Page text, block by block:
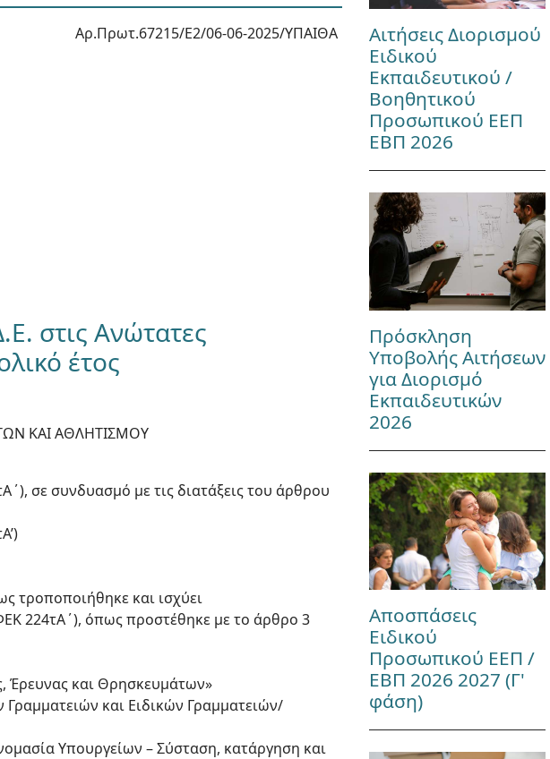
Αρ.Πρωτ.67215/Ε2/06-06-2025/ΥΠΑΙΘΑ
στις Ανώτατες
έτος
ΚΑΙ ΑΘΛΗΤΙΣΜΟΥ
σε συνδυασμό με τις διατάξεις του άρθρου
τροποποιήθηκε και ισχύει
224τΑ΄), όπως προστέθηκε με το άρθρο 3
Έρευνας και Θρησκευμάτων»
και Ειδικών Γραμματειών/
Υπουργείων – Σύσταση, κατάργηση και
Αιτήσεις Διορισμού
Ειδικού
Εκπαιδευτικού /
Βοηθητικού
Προσωπικού ΕΕΠ
ΕΒΠ 2026
Πρόσκληση
Υποβολής Αιτήσεων
για Διορισμό
Εκπαιδευτικών
2026
Αποσπάσεις
Ειδικού
Προσωπικού ΕΕΠ /
ΕΒΠ 2026 2027 (Γ'
φάση)